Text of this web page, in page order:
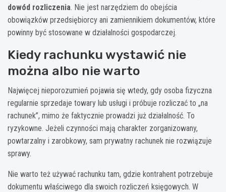
dowód rozliczenia. Nie jest narzędziem do obejścia
obowiązków przedsiębiorcy ani zamiennikiem dokumentów, które
powinny być stosowane w działalności gospodarczej.
Kiedy rachunku wystawić nie
można albo nie warto
Najwięcej nieporozumień pojawia się wtedy, gdy osoba fizyczna
regularnie sprzedaje towary lub usługi i próbuje rozliczać to „na
rachunek”, mimo że faktycznie prowadzi już działalność. To
ryzykowne. Jeżeli czynności mają charakter zorganizowany,
powtarzalny i zarobkowy, sam prywatny rachunek nie rozwiązuje
sprawy.
Nie warto też używać rachunku tam, gdzie kontrahent potrzebuje
dokumentu właściwego dla swoich rozliczeń księgowych. W